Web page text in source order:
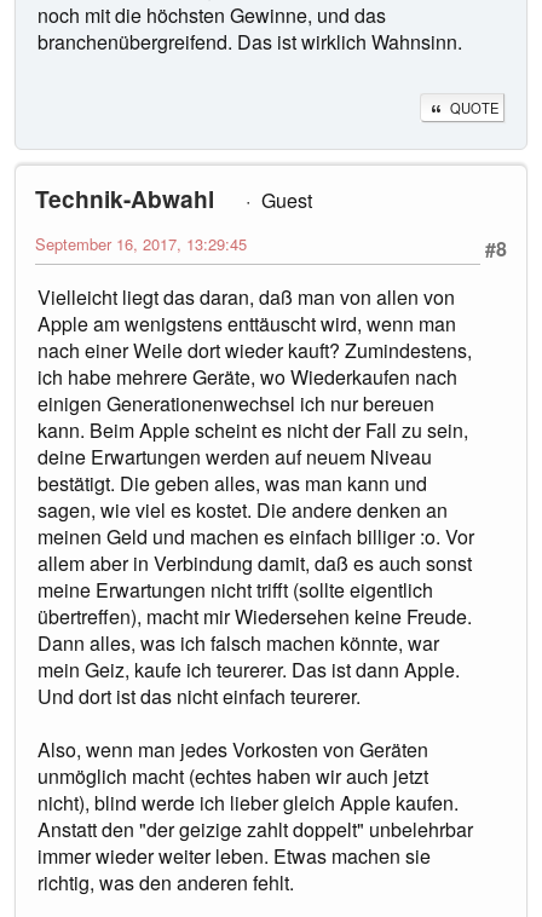
noch mit die höchsten Gewinne, und das
branchenübergreifend. Das ist wirklich Wahnsinn.
QUOTE
Technik-Abwahl
Guest
#8
September 16, 2017, 13:29:45
Vielleicht liegt das daran, daß man von allen von
Apple am wenigstens enttäuscht wird, wenn man
nach einer Weile dort wieder kauft? Zumindestens,
ich habe mehrere Geräte, wo Wiederkaufen nach
einigen Generationenwechsel ich nur bereuen
kann. Beim Apple scheint es nicht der Fall zu sein,
deine Erwartungen werden auf neuem Niveau
bestätigt. Die geben alles, was man kann und
sagen, wie viel es kostet. Die andere denken an
meinen Geld und machen es einfach billiger :o. Vor
allem aber in Verbindung damit, daß es auch sonst
meine Erwartungen nicht trifft (sollte eigentlich
übertreffen), macht mir Wiedersehen keine Freude.
Dann alles, was ich falsch machen könnte, war
mein Geiz, kaufe ich teurerer. Das ist dann Apple.
Und dort ist das nicht einfach teurerer.
Also, wenn man jedes Vorkosten von Geräten
unmöglich macht (echtes haben wir auch jetzt
nicht), blind werde ich lieber gleich Apple kaufen.
Anstatt den "der geizige zahlt doppelt" unbelehrbar
immer wieder weiter leben. Etwas machen sie
richtig, was den anderen fehlt.